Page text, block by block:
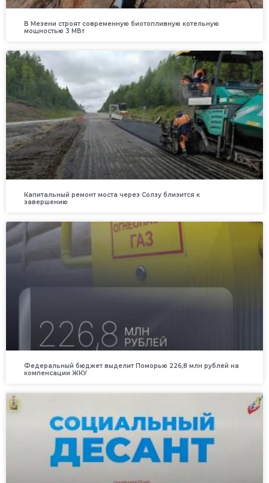
В Мезени строят современную биотопливную котельную
мощностью 3 МВт
Капитальный ремонт моста через Солзу близится к
завершению
Федеральный бюджет выделит Поморью 226,8 млн рублей на
компенсации ЖКУ